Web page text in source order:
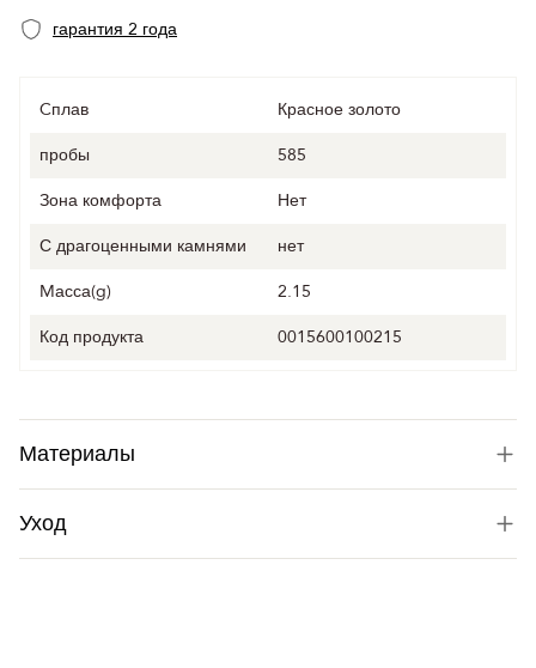
гарантия 2 года
Cплав
Красное золото
пробы
585
Зона комфорта
Нет
С драгоценными камнями
нет
Mасса(g)
2.15
Код продукта
0015600100215
Материалы
Уход